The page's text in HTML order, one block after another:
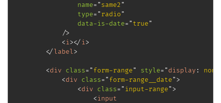
name="same2"
type="radio"
data-is-date="true"
/>
<i></i>
</label>
<div class="form-range" style="display : none
<div class="form-range__date">
<div class="input-range">
<input